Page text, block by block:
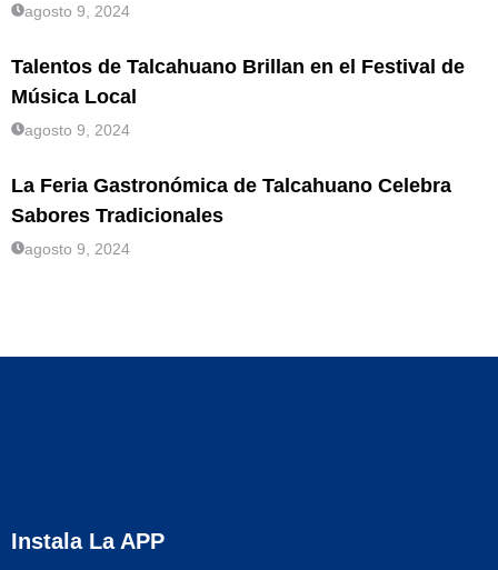
agosto 9, 2024
Talentos de Talcahuano Brillan en el Festival de
Música Local
agosto 9, 2024
La Feria Gastronómica de Talcahuano Celebra
Sabores Tradicionales
agosto 9, 2024
Instala La APP